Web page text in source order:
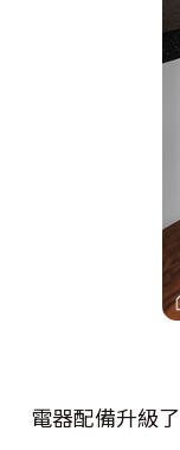
電器配備升級